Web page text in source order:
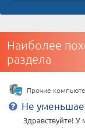
Наиболее
раздела
Прочие
Не
Здравствуйте!